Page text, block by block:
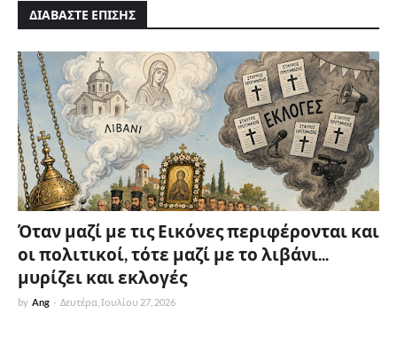
ΔΙΑΒΑΣΤΕ ΕΠΙΣΗΣ
Όταν μαζί με τις Εικόνες περιφέρονται και
οι πολιτικοί, τότε μαζί με το λιβάνι...
μυρίζει και εκλογές
by Ang - Δευτέρα, Ιουλίου 27, 2026